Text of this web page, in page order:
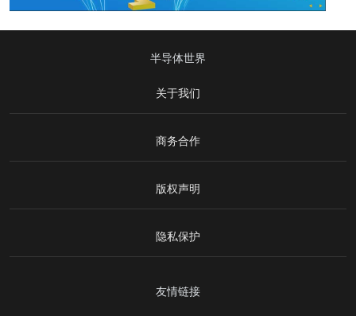
半导体世界
关于我们
商务合作
版权声明
隐私保护
友情链接